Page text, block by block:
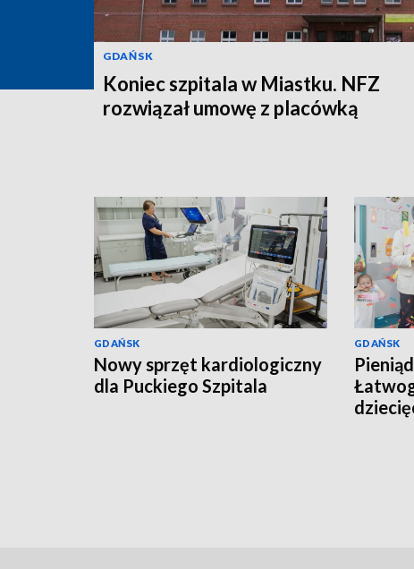
GDAŃSK
Koniec szpitala w Miastku. NFZ
rozwiązał umowę z placówką
GDAŃSK
Nowy sprzęt kardiologiczny
dla Puckiego Szpitala
GDAŃSK